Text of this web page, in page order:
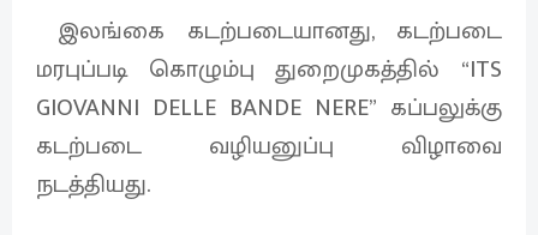
இலங்கை கடற்படையானது, கடற்படை
மரபுப்படி கொழும்பு துறைமுகத்தில் “ITS
GIOVANNI DELLE BANDE NERE” கப்பலுக்கு
கடற்படை வழியனுப்பு விழாவை
நடத்தியது.